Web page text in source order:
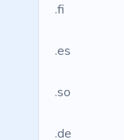
.fi
.es
.so
.de